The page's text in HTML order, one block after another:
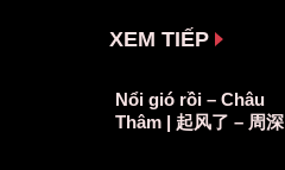
XEM TIẾP
Nổi gió rồi – Châu
Thâm | 起风了 – 周深